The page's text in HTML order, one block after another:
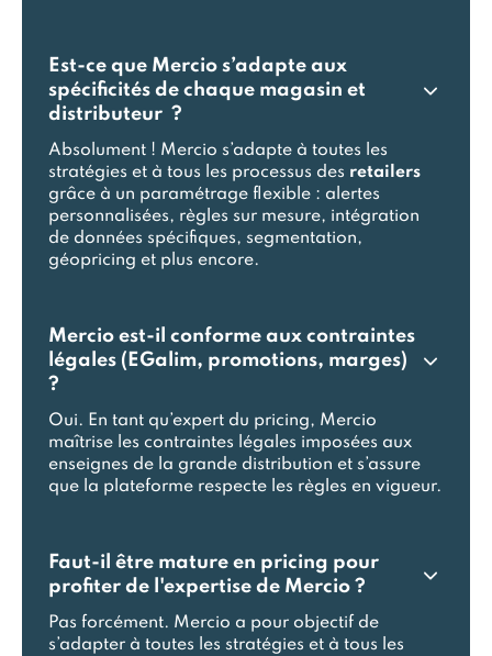
Est-ce que Mercio s’adapte aux
spécificités de chaque magasin et
distributeur ?
Absolument ! Mercio s’adapte à toutes les
stratégies et à tous les processus des retailers
grâce à un paramétrage flexible : alertes
personnalisées, règles sur mesure, intégration
de données spécifiques, segmentation,
géopricing et plus encore.
Mercio est-il conforme aux contraintes
légales (EGalim, promotions, marges)
?
Oui. En tant qu’expert du pricing, Mercio
maîtrise les contraintes légales imposées aux
enseignes de la grande distribution et s’assure
que la plateforme respecte les règles en vigueur.
Faut-il être mature en pricing pour
profiter de l'expertise de Mercio ?
Pas forcément. Mercio a pour objectif de
s’adapter à toutes les stratégies et à tous les